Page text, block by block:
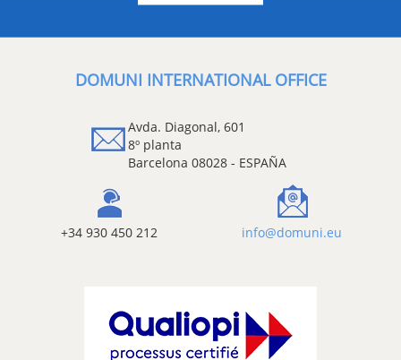
DOMUNI INTERNATIONAL OFFICE
Avda. Diagonal, 601
8º planta
Barcelona 08028 - ESPAÑA
+34 930 450 212 info@domuni.eu